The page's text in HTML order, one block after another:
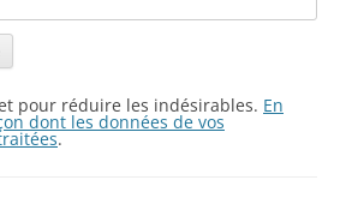
pour réduire les indésirables. En
dont les données de vos
.